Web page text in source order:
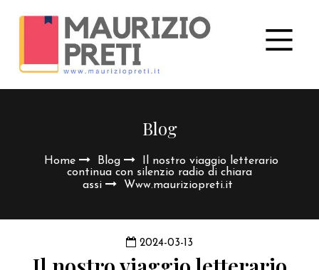
Blog
Home Blog
Il nostro viaggio letterario
continua con silenzio radio di chiara
assi
Www.mauriziopreti.it
2024-03-13